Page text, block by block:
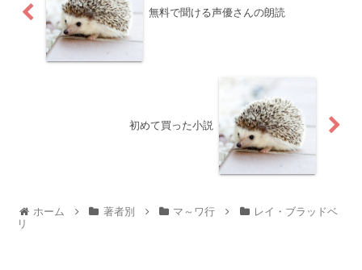
無料で聞ける声優さんの朗読
初めて買った小説
ホーム 著者別 マ～ワ行
レイ・ブラッドベ
リ